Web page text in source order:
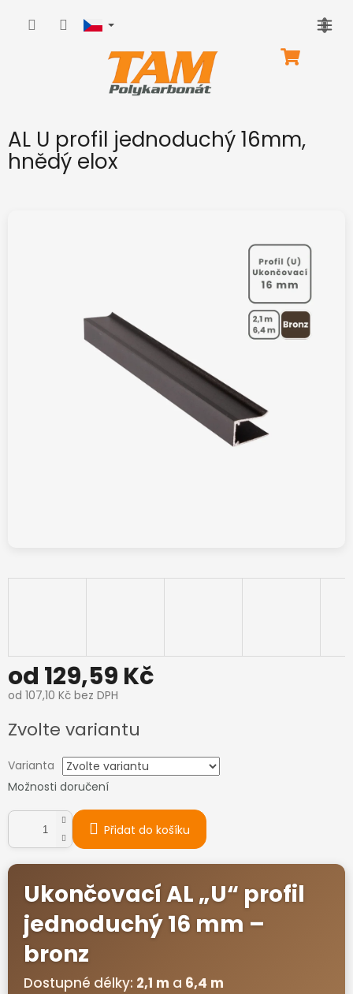
NÁKUPNÍ
AL U profil jednoduchý 16mm,
hnědý elox
od 129,59 Kč
od 107,10 Kč bez DPH
cena:
Zvolte variantu
Varianta
Možnosti doručení
Přidat do košíku
Ukončovací AL „U“ profil
jednoduchý 16 mm –
bronz
Dostupné délky: 2,1 m a 6,4 m